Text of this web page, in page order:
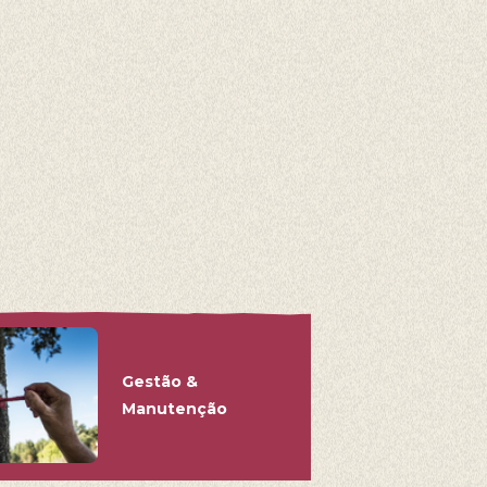
Gestão &
Manutenção
Escapes,